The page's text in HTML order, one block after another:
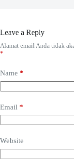
Leave a Reply
Alamat email Anda tidak
*
Name *
Email *
Website